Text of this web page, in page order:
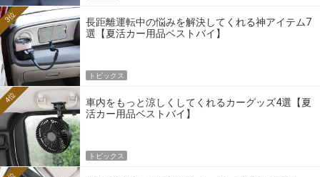
長距離運転中の悩みを解決してくれる神アイテム7
選【夏活カー用品ベストバイ】
3位
トピックス
車内をもっと涼しくしてくれるカーグッズ4選【夏
活カー用品ベストバイ】
4位
トピックス